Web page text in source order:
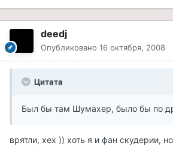
deedj
Опубликовано 16 октября, 2008
Цитата
Был бы там Шумахер, было бы по
врятли, хех )) хоть я и фан скудерии,